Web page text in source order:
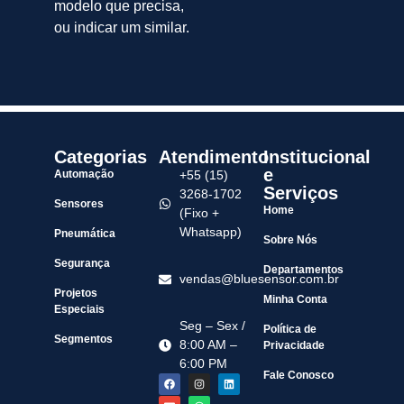
modelo que precisa,
ou indicar um similar.
Categorias
Automação
Sensores
Pneumática
Segurança
Projetos
Especiais
Segmentos
Atendimento
+55 (15)
3268-1702
(Fixo +
Whatsapp)
vendas@bluesensor.com.br
Seg – Sex /
8:00 AM –
6:00 PM
Institucional
e
Serviços
Home
Sobre Nós
Departamentos
Minha Conta
Política de
Privacidade
Fale Conosco